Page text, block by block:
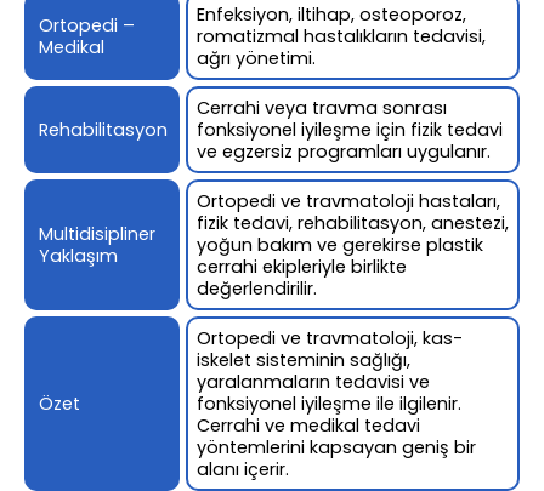
Ortopedi –
Medikal
Enfeksiyon, iltihap, osteoporoz,
romatizmal hastalıkların tedavisi,
ağrı yönetimi.
Rehabilitasyon
Cerrahi veya travma sonrası
fonksiyonel iyileşme için fizik tedavi
ve egzersiz programları uygulanır.
Multidisipliner
Yaklaşım
Ortopedi ve travmatoloji hastaları,
fizik tedavi, rehabilitasyon, anestezi,
yoğun bakım ve gerekirse plastik
cerrahi ekipleriyle birlikte
değerlendirilir.
Özet
Ortopedi ve travmatoloji, kas-
iskelet sisteminin sağlığı,
yaralanmaların tedavisi ve
fonksiyonel iyileşme ile ilgilenir.
Cerrahi ve medikal tedavi
yöntemlerini kapsayan geniş bir
alanı içerir.